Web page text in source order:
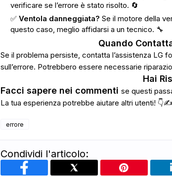
verificare se l’errore è stato risolto. 🔄
✅ Ventola danneggiata? Se il motore della
questo caso, meglio affidarsi a un tecnico. 🔧
Quando
Se il problema persiste, contatta l’assistenza LG
sull’errore. Potrebbero essere necessarie
Hai
Facci sapere nei commenti se questi
La tua esperienza potrebbe aiutare altri utenti! 👇✍️
errore
Condividi l'articolo: